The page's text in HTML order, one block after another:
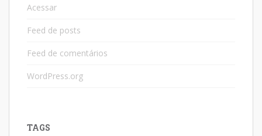
Acessar
Feed de posts
Feed de comentários
WordPress.org
TAGS